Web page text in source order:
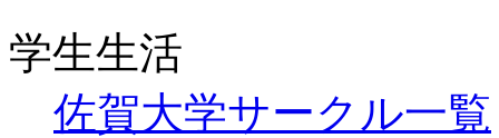
学生生活
佐賀大学サークル一覧